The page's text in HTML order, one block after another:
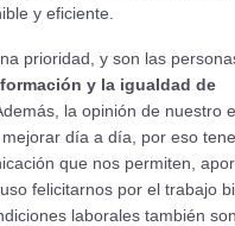
y eficiente.
prioridad, y son las
formación y la igualdad de
la opinión de nuestro
día a día, por eso
que nos permiten,
felicitarnos por el trabajo
laborales también